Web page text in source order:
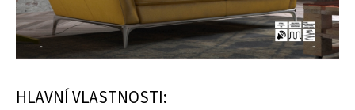
HLAVNÍ VLASTNOSTI: